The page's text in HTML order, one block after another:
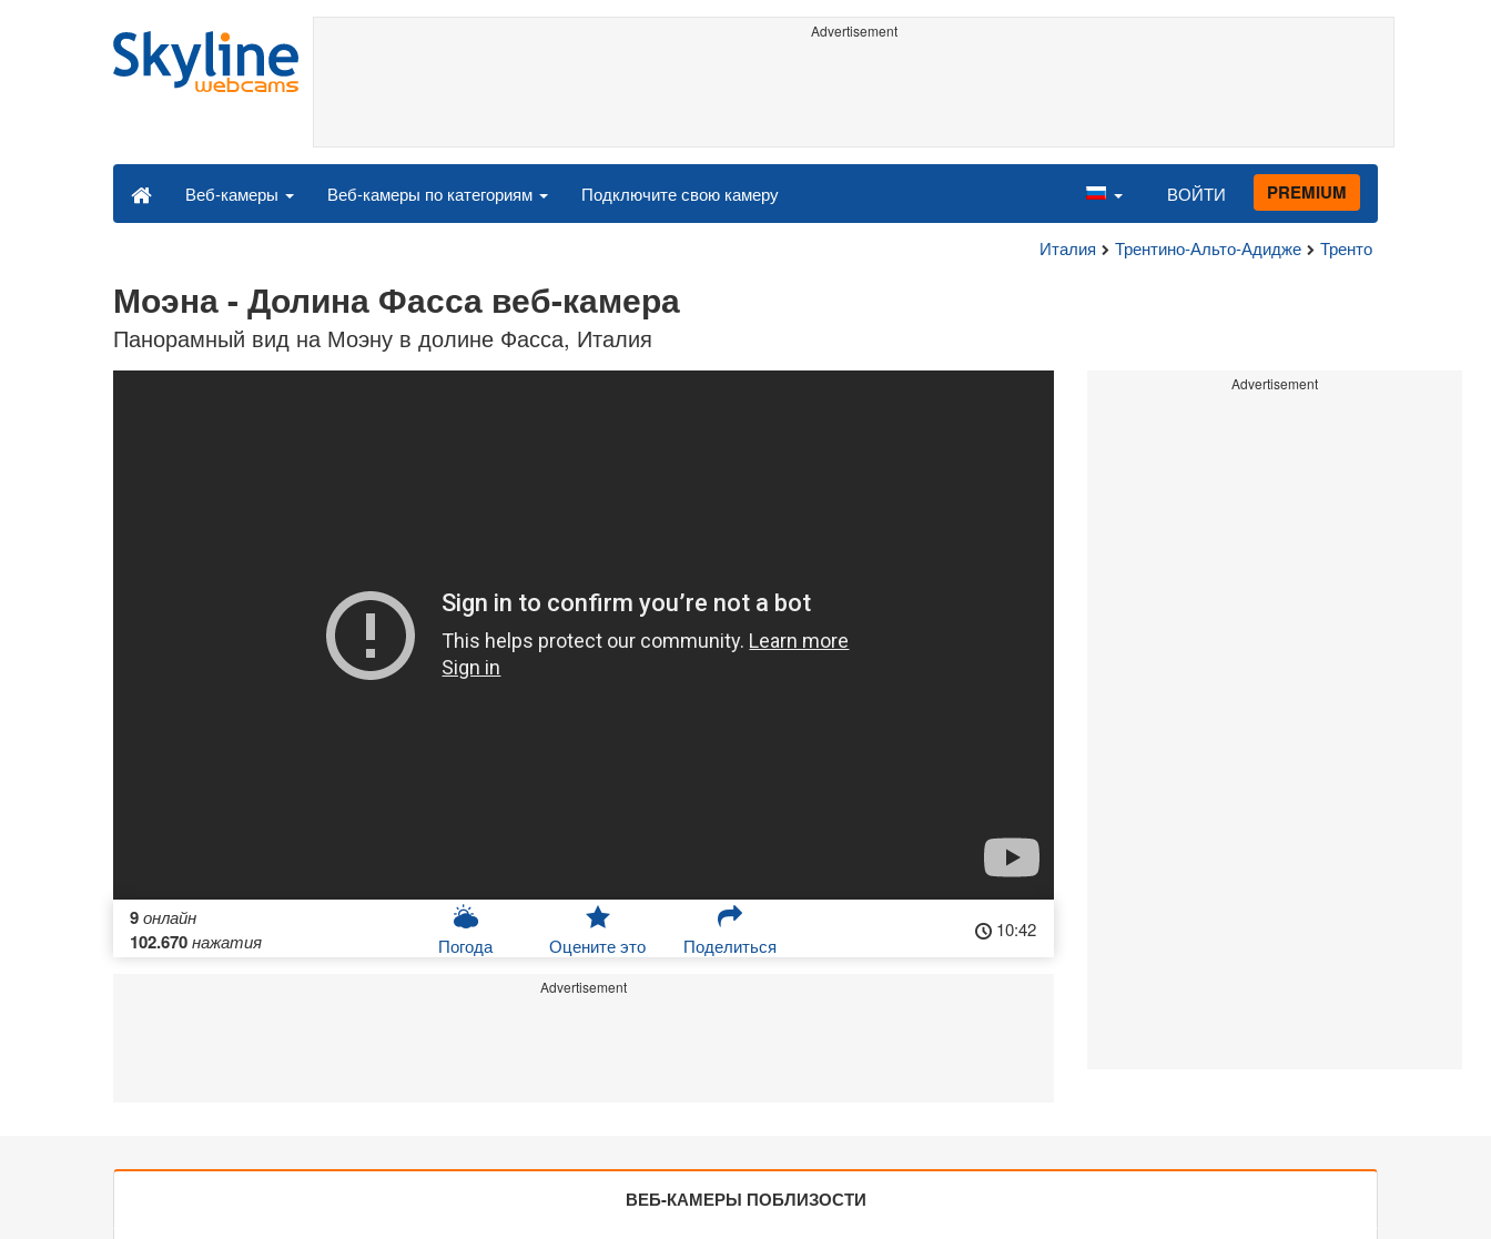
Advertisement
Веб-камеры Веб-камеры по категориям Подключите свою камеру ВОЙТИ PREMIUM
Италия Трентино-Альто-Адидже Тренто
Моэна - Долина Фасса веб-камера
Панорамный вид на Моэну в долине Фасса, Италия
9онлайн
102.670нажатия Погода Оцените это Поделиться
10:42
Advertisement
Advertisement
ВЕБ-КАМЕРЫ ПОБЛИЗОСТИ